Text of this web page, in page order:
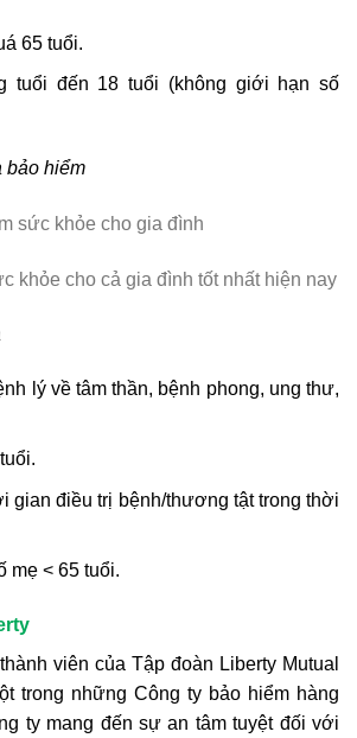
65 tuổi.
tuổi đến 18 tuổi (không giới hạn số
bảo hiểm
lý về tâm thần, bệnh phong, ung thư,
gian điều trị bệnh/thương tật trong thời
mẹ < 65 tuổi.
viên của Tập đoàn Liberty Mutual
trong những Công ty bảo hiểm hàng
ty mang đến sự an tâm tuyệt đối với